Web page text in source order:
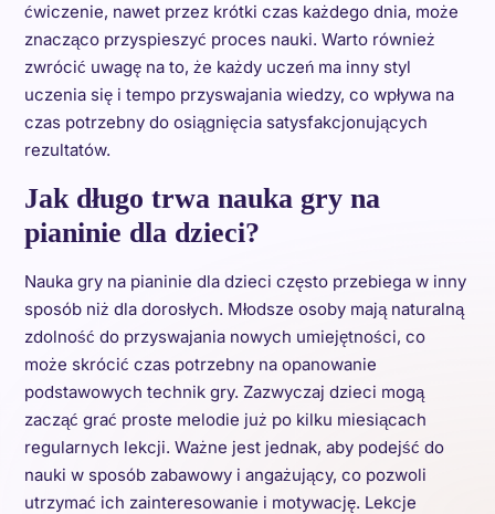
ćwiczenie, nawet przez krótki czas każdego dnia, może
znacząco przyspieszyć proces nauki. Warto również
zwrócić uwagę na to, że każdy uczeń ma inny styl
uczenia się i tempo przyswajania wiedzy, co wpływa na
czas potrzebny do osiągnięcia satysfakcjonujących
rezultatów.
Jak długo trwa nauka gry na
pianinie dla dzieci?
Nauka gry na pianinie dla dzieci często przebiega w inny
sposób niż dla dorosłych. Młodsze osoby mają naturalną
zdolność do przyswajania nowych umiejętności, co
może skrócić czas potrzebny na opanowanie
podstawowych technik gry. Zazwyczaj dzieci mogą
zacząć grać proste melodie już po kilku miesiącach
regularnych lekcji. Ważne jest jednak, aby podejść do
nauki w sposób zabawowy i angażujący, co pozwoli
utrzymać ich zainteresowanie i motywację. Lekcje